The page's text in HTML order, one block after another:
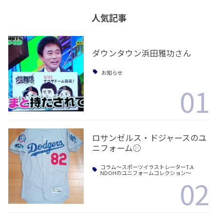
人気記事
ダウンタウン浜田雅功さん
お知らせ
01
ロサンゼルス・ドジャースのユ
ニフォーム⚾️
コラム〜スポーツイラストレーターT.A
NDOHのユニフォームコレクション〜
02